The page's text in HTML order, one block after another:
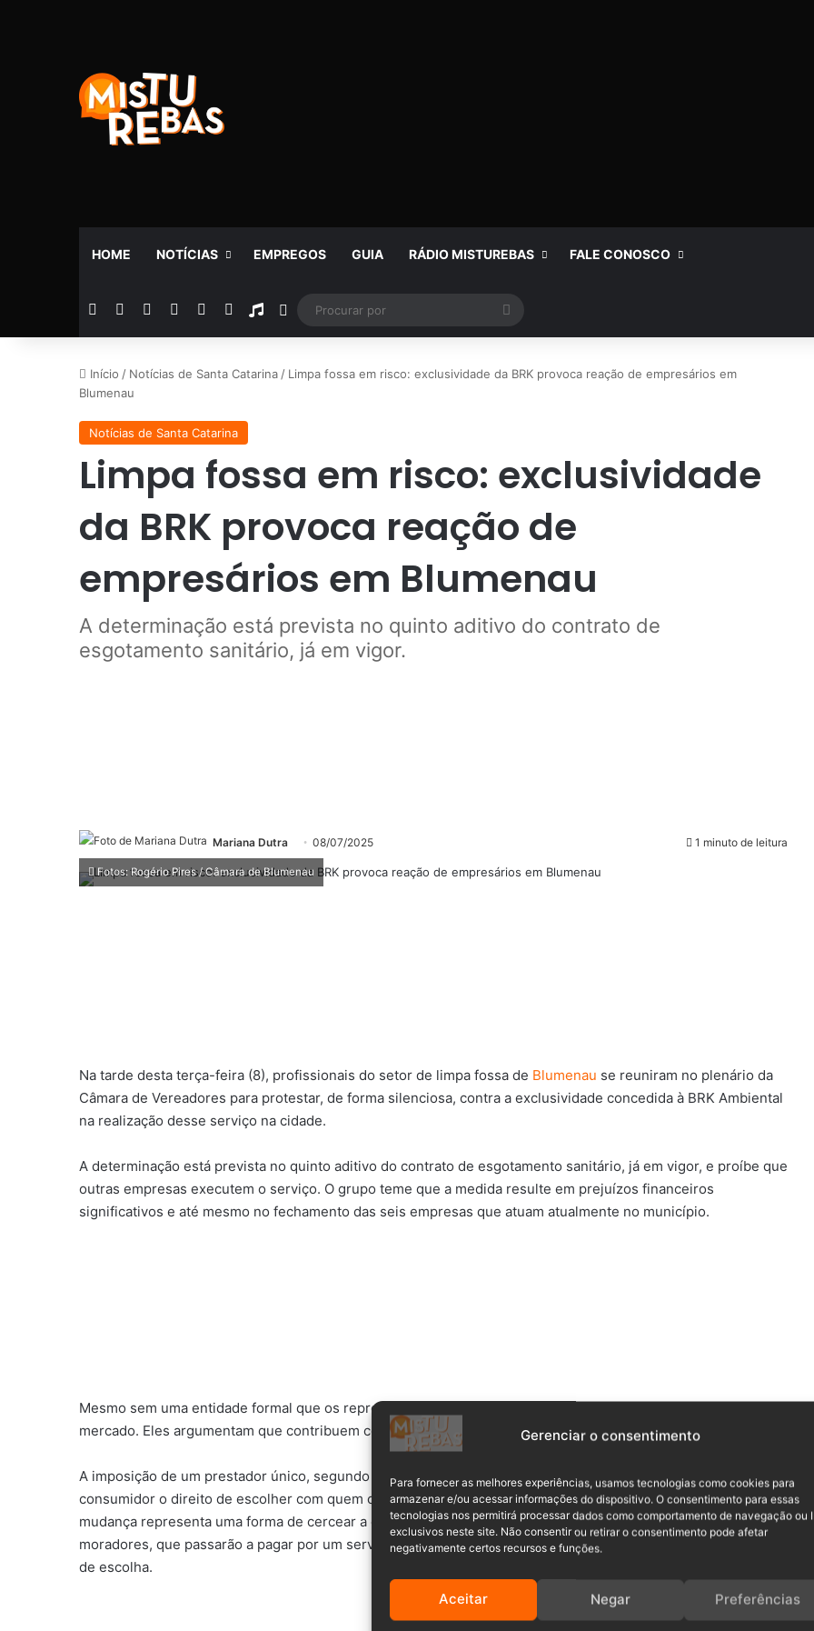
Gerenciar o consentimento
Para fornecer as melhores experiências, usamos tecnologias como cookies para
armazenar e/ou acessar informações do dispositivo. O consentimento para essas
tecnologias nos permitirá processar dados como comportamento de navegação ou
exclusivos neste site. Não consentir ou retirar o consentimento pode afetar
negativamente certos recursos e funções.
Aceitar Negar Preferências
HOME NOTÍCIAS EMPREGOS GUIA RÁDIO MISTUREBAS FALE CONOSCO
Facebook YouTubeInstagramTelegramWhatsApp
Rádio Switch skin
por
Início / Notícias de Santa Catarina / Limpa fossa em risco: exclusividade da BRK provoca reação de empresários em
Blumenau
Notícias de Santa Catarina
Limpa fossa em risco: exclusividade
da BRK provoca reação de
empresários em Blumenau
A determinação está prevista no quinto aditivo do contrato de
esgotamento sanitário, já em vigor.
Mariana Dutra 08/07/2025 1 minuto de leitura
Fotos: Rogério Pires / Câmara de Blumenau
Na tarde desta terça-feira (8), profissionais do setor de limpa fossa de Blumenau se reuniram no plenário da
Câmara de Vereadores para protestar, de forma silenciosa, contra a exclusividade concedida à BRK Ambiental
na realização desse serviço na cidade.
A determinação está prevista no quinto aditivo do contrato de esgotamento sanitário, já em vigor, e proíbe que
outras empresas executem o serviço. O grupo teme que a medida resulte em prejuízos financeiros
significativos e até mesmo no fechamento das seis empresas que atuam atualmente no município.
Mesmo sem uma entidade formal que os represente, os empresários decidiram se unir em defesa do livre
mercado. Eles argumentam que contribuem com impostos, geram empregos e sempre atuaram legalmente.
A imposição de um prestador único, segundo eles, não apenas ameaça seus negócios, como também retira do
consumidor o direito de escolher com quem contratar o serviço. Um dos empresários envolvidos afirma que a
mudança representa uma forma de cercear a concorrência, prejudicando tanto as empresas locais quanto os
moradores, que passarão a pagar por um serviço terceirizado diretamente na fatura de água, sem alternativa
de escolha.